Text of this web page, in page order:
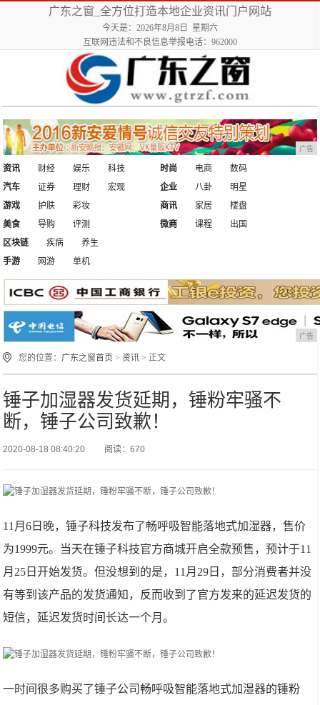
广东之窗_全方位打造本地企业资讯门户网站
今天是：2026年8月8日 星期六
互联网违法和不良信息举报电话：962000
广告
资讯 财经 娱乐
科技
汽车
证券 理财 宏观
时尚 电商
数码
企业
八卦
明星
游戏
护肤
彩妆
美食
导购 评测
商讯 家居
楼盘
微商
课程
出国
区块链
疾病
养生
手游
网游 单机
广告
您的位置： 广东之窗首页 >资讯 > 正文
锤子加湿器发货延期，锤粉牢骚不
断，锤子公司致歉！
2020-08-18 08:40:20 阅读：670
11月6日晚，锤子科技发布了畅呼吸智能落地式加湿器，售价
为1999元。当天在锤子科技官方商城开启全款预售，预计于11
月25日开始发货。但没想到的是，11月29日，部分消费者并没
有等到该产品的发货通知，反而收到了官方发来的延迟发货的
短信，延迟发货时间长达一个月。
一时间很多购买了锤子公司畅呼吸智能落地式加湿器的锤粉